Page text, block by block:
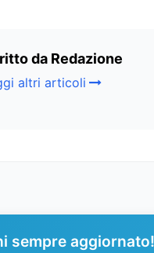
da Redazione
altri articoli
sempre aggiornato!